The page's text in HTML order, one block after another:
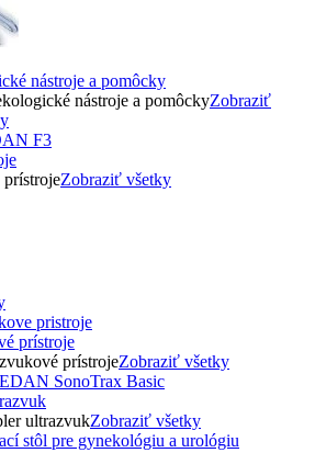
nástroje a pomôcky
nástroje a pomôckyZobraziť
Zobraziť všetky
prístroje
prístrojeZobraziť všetky
ultrazvukZobraziť všetky